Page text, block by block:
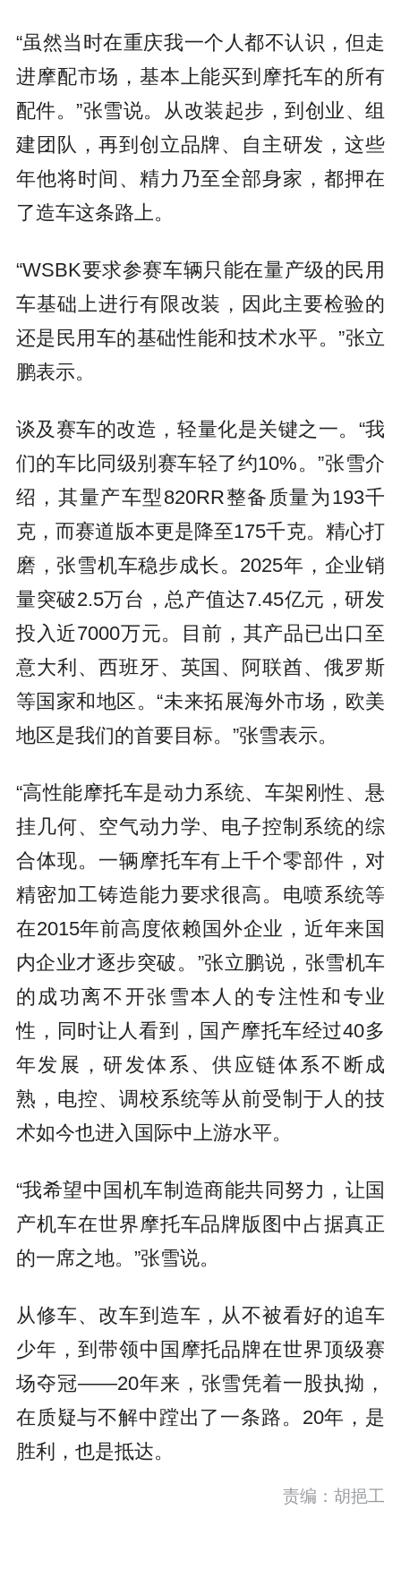
“虽然当时在重庆我一个人都不认识，但走
进摩配市场，基本上能买到摩托车的所有
配件。”张雪说。从改装起步，到创业、组
建团队，再到创立品牌、自主研发，这些
年他将时间、精力乃至全部身家，都押在
了造车这条路上。
“WSBK要求参赛车辆只能在量产级的民用
车基础上进行有限改装，因此主要检验的
还是民用车的基础性能和技术水平。”张立
鹏表示。
谈及赛车的改造，轻量化是关键之一。“我
们的车比同级别赛车轻了约10%。”张雪介
绍，其量产车型820RR整备质量为193千
克，而赛道版本更是降至175千克。精心打
磨，张雪机车稳步成长。2025年，企业销
量突破2.5万台，总产值达7.45亿元，研发
投入近7000万元。目前，其产品已出口至
意大利、西班牙、英国、阿联酋、俄罗斯
等国家和地区。“未来拓展海外市场，欧美
地区是我们的首要目标。”张雪表示。
“高性能摩托车是动力系统、车架刚性、悬
挂几何、空气动力学、电子控制系统的综
合体现。一辆摩托车有上千个零部件，对
精密加工铸造能力要求很高。电喷系统等
在2015年前高度依赖国外企业，近年来国
内企业才逐步突破。”张立鹏说，张雪机车
的成功离不开张雪本人的专注性和专业
性，同时让人看到，国产摩托车经过40多
年发展，研发体系、供应链体系不断成
熟，电控、调校系统等从前受制于人的技
术如今也进入国际中上游水平。
“我希望中国机车制造商能共同努力，让国
产机车在世界摩托车品牌版图中占据真正
的一席之地。”张雪说。
从修车、改车到造车，从不被看好的追车
少年，到带领中国摩托品牌在世界顶级赛
场夺冠——20年来，张雪凭着一股执拗，
在质疑与不解中蹚出了一条路。20年，是
胜利，也是抵达。
责编：胡挹工